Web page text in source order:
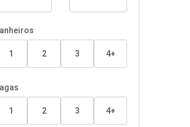
1 2 3 4+
1 2 3 4+